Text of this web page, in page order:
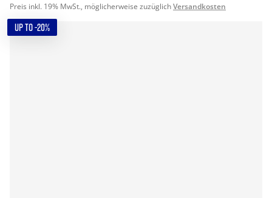
Preis inkl. 19% MwSt., möglicherweise zuzüglichVersandkosten
UP TO -20%